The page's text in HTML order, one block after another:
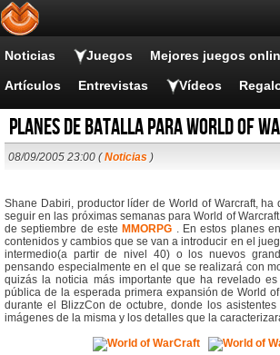
Noticias Juegos Mejores juegos
Artículos Entrevistas Vídeos
Planes de batalla para World of
08/09/2005 23:00 (Noticias )
Shane Dabiri, productor líder de World of Warcraft,
seguir en las próximas semanas para World of
de septiembre de este MMORPG . En estos planes
contenidos y cambios que se van a introducir en el
intermedio(a partir de nivel 40) o los nuevos
pensando especialmente en el que se realizará con
quizás la noticia más importante que ha revelado
pública de la esperada primera expansión de World
durante el BlizzCon de octubre, donde los
imágenes de la misma y los detalles que la